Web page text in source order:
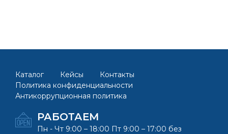
Каталог Кейсы
Контакты
Политика конфиденциальности
Антикоррупционная политика
РАБОТАЕМ
Пн - Чт 9:00 – 18:00 Пт 9:00 – 17:00 без